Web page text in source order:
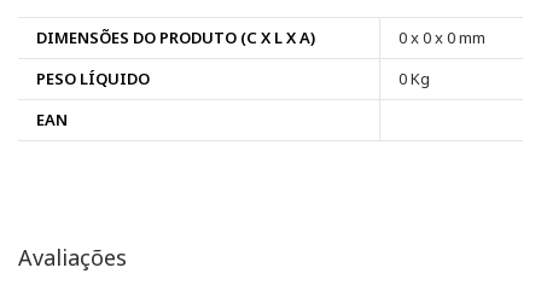
DIMENSÕES DO PRODUTO (C X L X A)
0 x 0 x 0 mm
PESO LÍQUIDO
0 Kg
EAN
Avaliações